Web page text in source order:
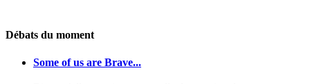
Débats du moment
Some of us are Brave...